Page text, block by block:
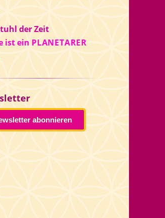
der Zeit
ist ein PLANETARER
abonnieren